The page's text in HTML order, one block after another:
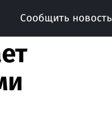
Сообщить новость